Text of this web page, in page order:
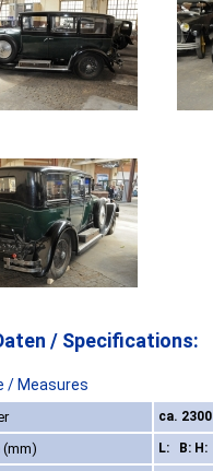
/ Specifications:
/ Measures
ca. 2300
(mm) L: B: H: